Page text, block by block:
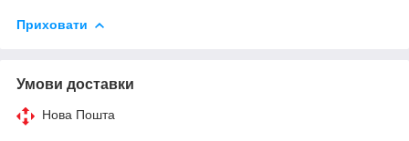
Приховати
Умови доставки
Нова Пошта